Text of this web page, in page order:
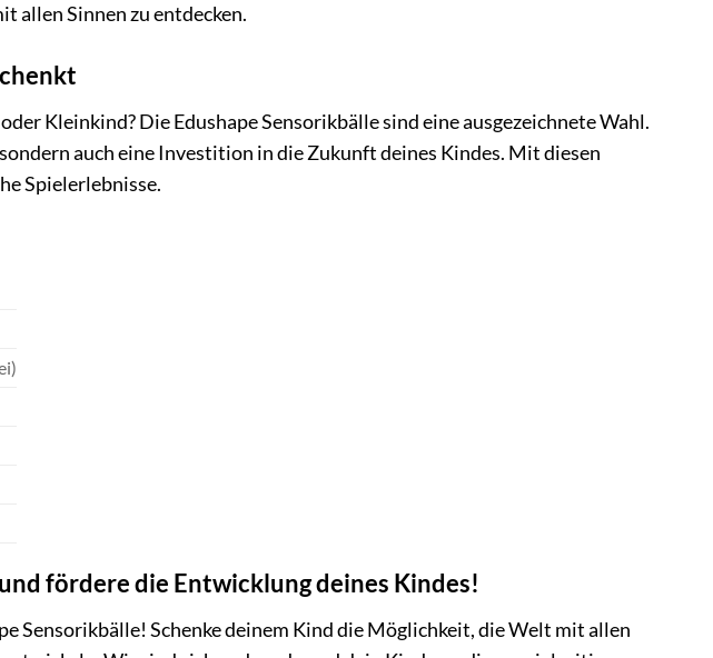
allen Sinnen zu entdecken.
Kleinkind? Die Edushape Sensorikbälle sind eine ausgezeichnete Wahl.
auch eine Investition in die Zukunft deines Kindes. Mit diesen
Spielerlebnisse.
fördere die Entwicklung deines Kindes!
Sensorikbälle! Schenke deinem Kind die Möglichkeit, die Welt mit allen